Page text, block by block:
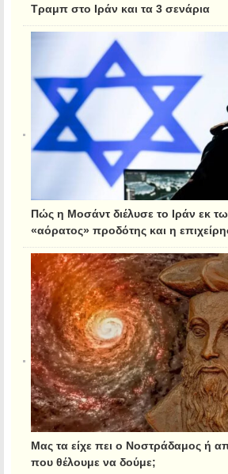
Τραμπ στο Ιράν και τα 3 σενάρια
Πώς η Μοσάντ διέλυσε το Ιράν εκ
«αόρατος» προδότης και η
Μας τα είχε πει ο Νοστράδαμος ή
που θέλουμε να δούμε;